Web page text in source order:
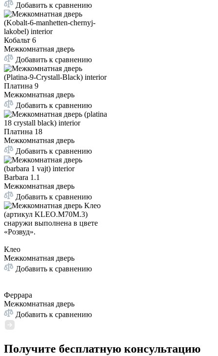
Добавить к сравнению
Кобальт 6
Межкомнатная дверь
Добавить к сравнению
Платина 9
Межкомнатная дверь
Добавить к сравнению
Платина 18
Межкомнатная дверь
Добавить к сравнению
Barbara 1.1
Межкомнатная дверь
Добавить к сравнению
Клео
Межкомнатная дверь
Добавить к сравнению
Феррара
Межкомнатная дверь
Добавить к сравнению
Получите бесплатную консультацию